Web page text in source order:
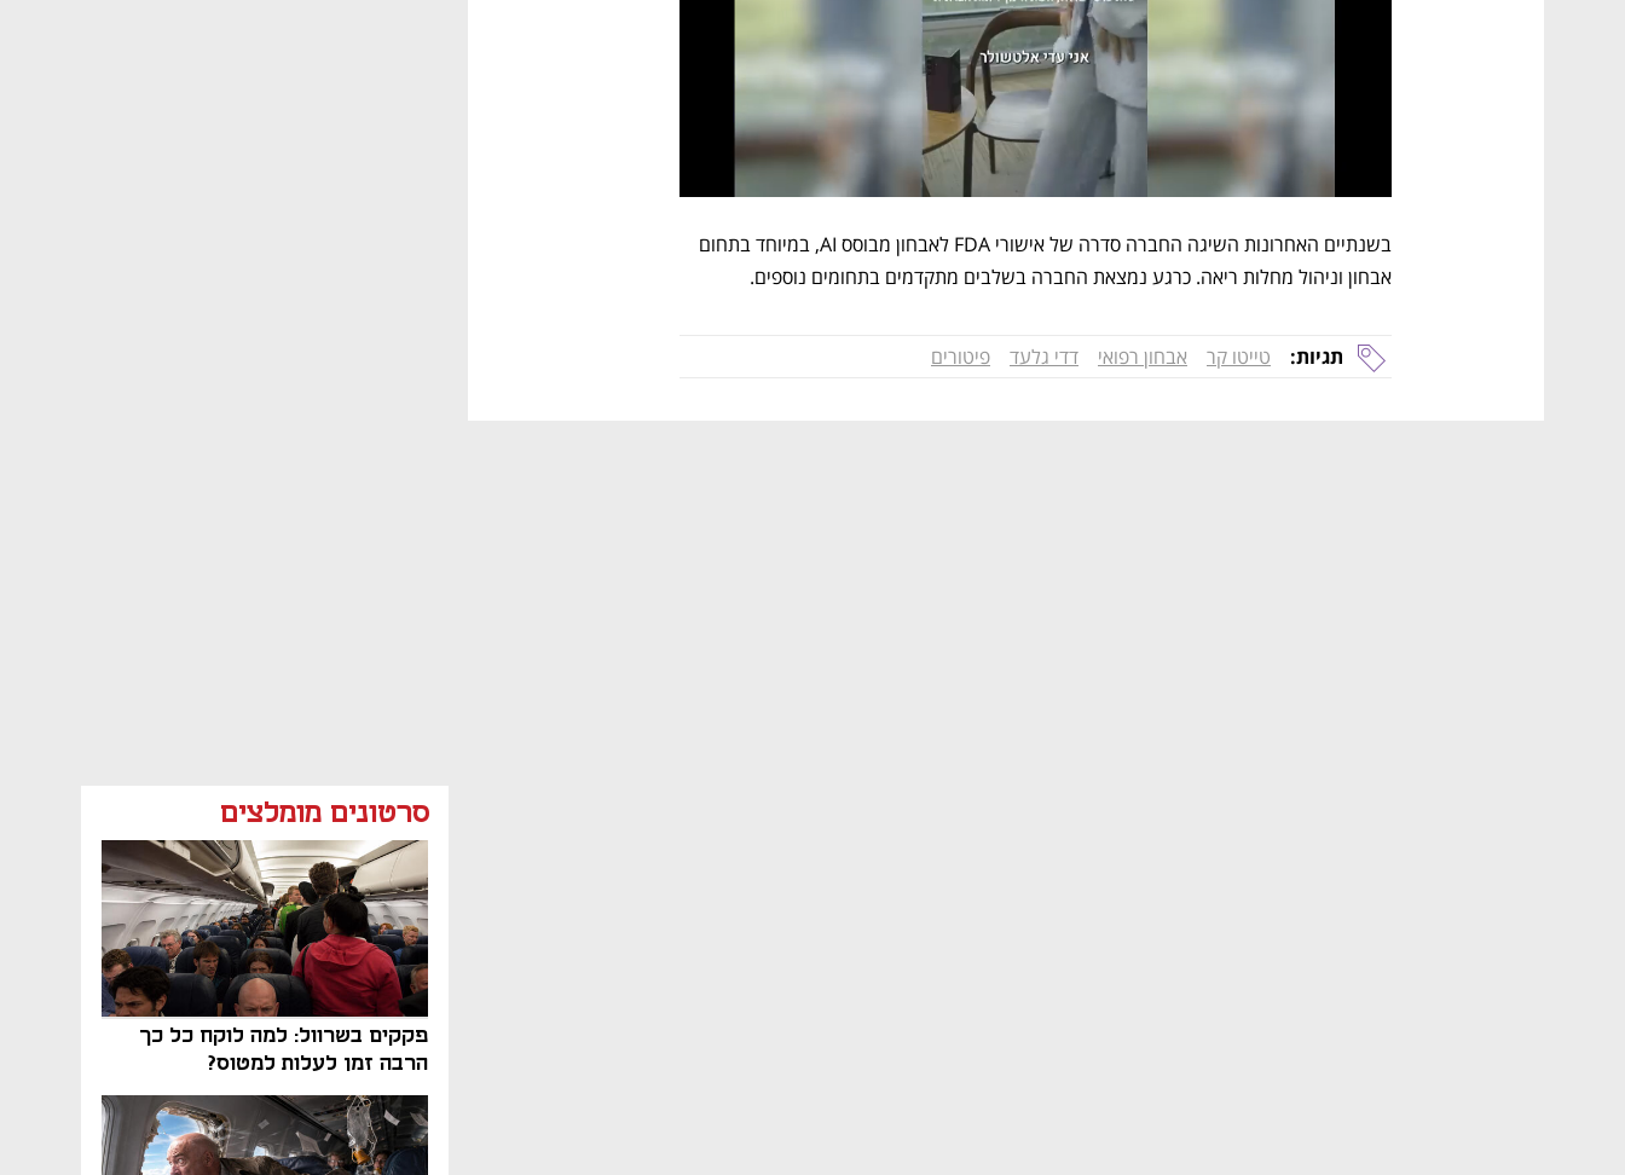
סרטונים מומלצים
פקקים בשרוול: למה לוקח כל כך
הרבה זמן לעלות למטוס?
אבחון וניהול מחלות ריאה. כרגע נמצאת החברה בשלבים מתקדמים בתחומים נוספים.
תגיות: טייטו קר אבחון רפואי דדי גלעד פיטורים